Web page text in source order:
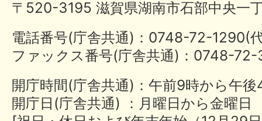
〒520-3195 滋賀県湖南市石部中央一
電話番号(庁舎共通)：0748-72-
ファックス番号(庁舎共通)：0748-
開庁時間(庁舎共通)：午前9時から午
開庁日(庁舎共通) ：月曜日から金曜日